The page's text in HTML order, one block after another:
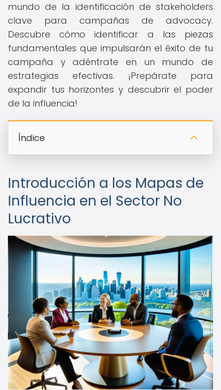
mundo de la identificación de stakeholders
clave para campañas de advocacy.
Descubre cómo identificar a las piezas
fundamentales que impulsarán el éxito de tu
campaña y adéntrate en un mundo de
estrategias efectivas. ¡Prepárate para
expandir tus horizontes y descubrir el poder
de la influencia!
Índice
Introducción a los Mapas de
Influencia en el Sector No
Lucrativo